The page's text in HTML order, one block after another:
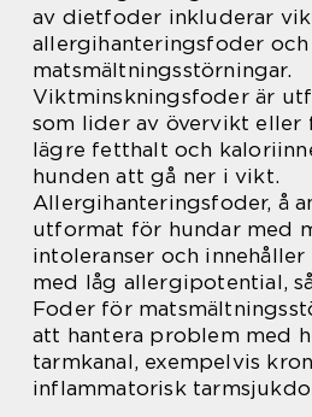
av dietfoder inkluderar
allergihanteringsfoder
matsmältningsstörningar.
Viktminskningsfoder är
som lider av övervikt eller
lägre fetthalt och
hunden att gå ner i vikt.
Allergihanteringsfoder, å
utformat för hundar med
intoleranser och
med låg allergipotential,
Foder för
att hantera problem med
tarmkanal, exempelvis
inflammatorisk